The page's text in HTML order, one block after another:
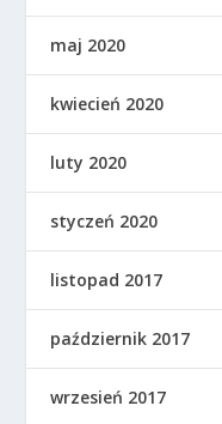
maj 2020
kwiecień 2020
luty 2020
styczeń 2020
listopad 2017
październik 2017
wrzesień 2017